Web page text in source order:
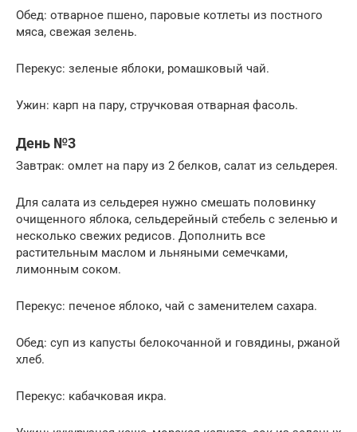
Обед: отварное пшено, паровые котлеты из постного
мяса, свежая зелень.
Перекус: зеленые яблоки, ромашковый чай.
Ужин: карп на пару, стручковая отварная фасоль.
День №3
Завтрак: омлет на пару из 2 белков, салат из сельдерея.
Для салата из сельдерея нужно смешать половинку
очищенного яблока, сельдерейный стебель с зеленью и
несколько свежих редисов. Дополнить все
растительным маслом и льняными семечками,
лимонным соком.
Перекус: печеное яблоко, чай с заменителем сахара.
Обед: суп из капусты белокочанной и говядины, ржаной
хлеб.
Перекус: кабачковая икра.